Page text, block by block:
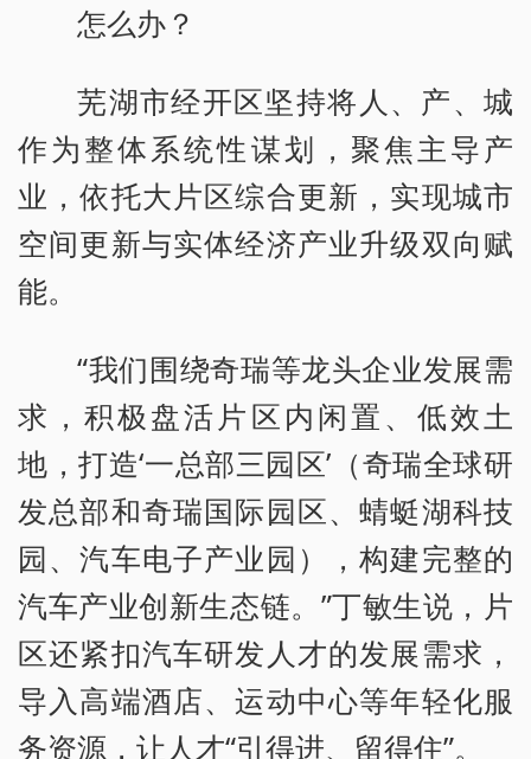
怎么办？
芜湖市经开区坚持将人、产、城
作为整体系统性谋划，聚焦主导产
业，依托大片区综合更新，实现城市
空间更新与实体经济产业升级双向赋
能。
“我们围绕奇瑞等龙头企业发展需
求，积极盘活片区内闲置、低效土
地，打造‘一总部三园区’（奇瑞全球研
发总部和奇瑞国际园区、蜻蜓湖科技
园、汽车电子产业园），构建完整的
汽车产业创新生态链。”丁敏生说，片
区还紧扣汽车研发人才的发展需求，
导入高端酒店、运动中心等年轻化服
务资源，让人才“引得进、留得住”。